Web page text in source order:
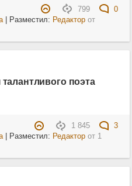
799
0
| Разместил: Редакторот
поэта
1 845
3
| Разместил: Редакторот 1